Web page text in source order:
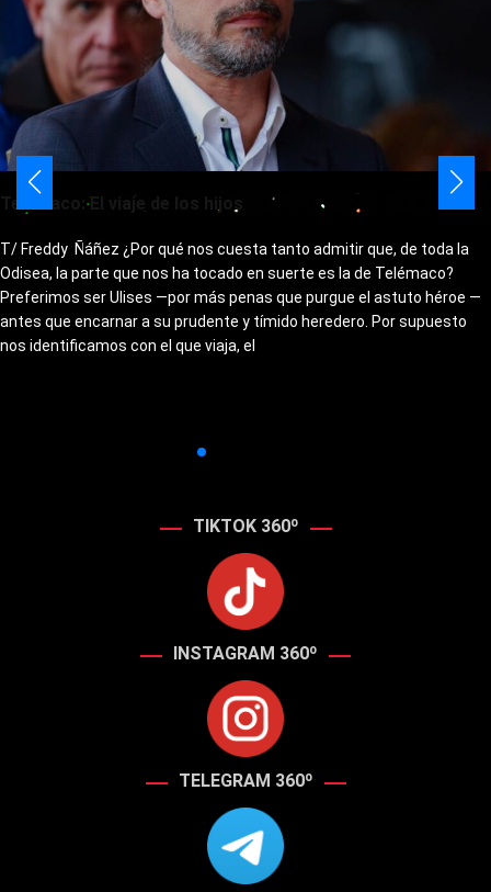
Telémaco: El viaje de los hijos
T/ Freddy Ñáñez ¿Por qué nos cuesta tanto admitir que, de toda la
Odisea, la parte que nos ha tocado en suerte es la de Telémaco?
Preferimos ser Ulises —por más penas que purgue el astuto héroe —
antes que encarnar a su prudente y tímido heredero. Por supuesto
nos identificamos con el que viaja, el
TIKTOK 360º
INSTAGRAM 360º
TELEGRAM 360º